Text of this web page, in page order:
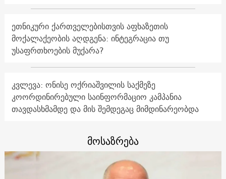
ეთნიკური ქართველებისთვის აფხაზეთის
მოქალაქეობის აღდგენა: ინტეგრაცია თუ
უსაფრთხოების მუქარა?
კვლევა: ონისე ოქრიაშვილის საქმეზე
კოორდინირებული საინფორმაციო კამპანია
თავდასხმამდე და მის შემდეგაც მიმდინარეობდა
მოსაზრება